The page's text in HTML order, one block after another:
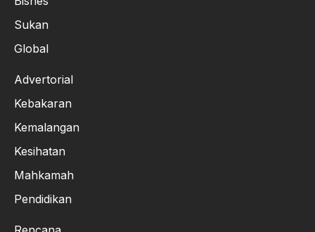
Sukan
Global
Advertorial
Kebakaran
Kemalangan
Kesihatan
Mahkamah
Pendidikan